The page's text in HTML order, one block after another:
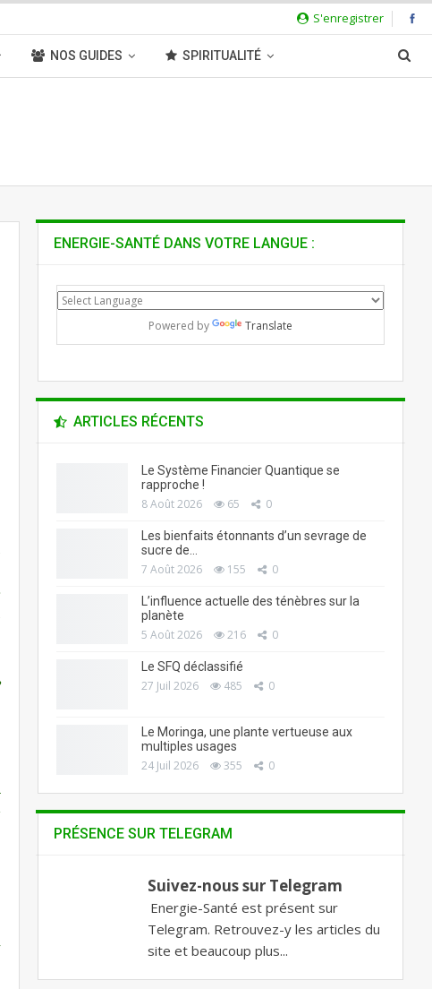
S'enregistrer
NOS GUIDES SPIRITUALITÉ
ENERGIE-SANTÉ DANS VOTRE LANGUE :
Powered by Translate
ARTICLES RÉCENTS
Le Système Financier Quantique se
rapproche !
8 Août 2026 65 0
Les bienfaits étonnants d’un sevrage de
sucre de…
7 Août 2026 155 0
L’influence actuelle des ténèbres sur la
planète
5 Août 2026 216 0
Le SFQ déclassifié
27 Juil 2026 485 0
Le Moringa, une plante vertueuse aux
multiples usages
24 Juil 2026 355 0
PRÉSENCE SUR TELEGRAM
Suivez-nous sur Telegram
Energie-Santé est présent sur
Telegram. Retrouvez-y les articles du
site et beaucoup plus...